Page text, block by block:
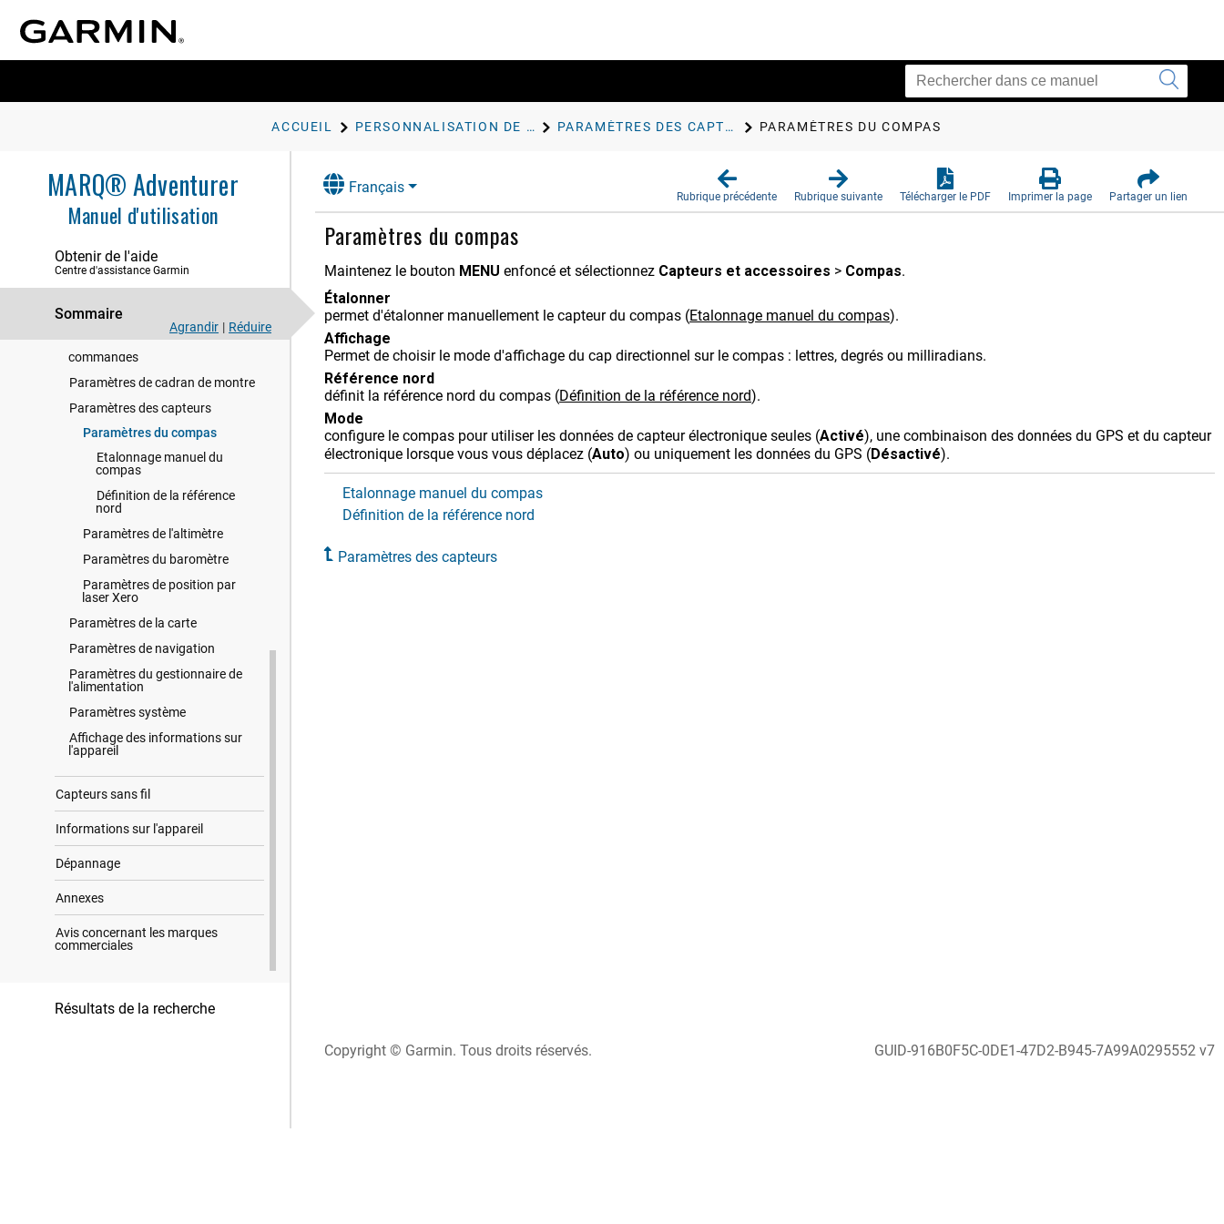
ACCUEIL PERSONNALISATION DE L'APPAREIL PARAMÈTRES DES CAPTEURS PARAMÈTRES DU COMPAS
MARQ® Adventurer
Manuel d'utilisation
Obtenir de l'aide
Centre d'assistance Garmin
Sommaire
Agrandir | Réduire
Oxymètre de pouls
Historique
Personnalisation de l'appareil
d'activités
Widgets
Personnalisation du menu des
commandes
Paramètres de cadran de montre
Paramètres des capteurs
Paramètres du compas
Etalonnage manuel du
compas
Définition de la référence
nord
Paramètres de l'altimètre
Paramètres du baromètre
Paramètres de position par
laser Xero
Paramètres de la carte
Paramètres de navigation
Paramètres du gestionnaire de
l'alimentation
Paramètres système
Affichage des informations sur
l'appareil
Capteurs sans fil
Informations sur l'appareil
Dépannage
Annexes
Avis concernant les marques
commerciales
Résultats de la recherche
Français
Rubrique précédente Rubrique suivante Télécharger le PDF Imprimer la page Partager un lien
Paramètres du compas
Maintenez le bouton MENU enfoncé et sélectionnez Capteurs et accessoires > Compas.
Étalonner
permet d'étalonner manuellement le capteur du compas (Etalonnage manuel du compas).
Affichage
Permet de choisir le mode d'affichage du cap directionnel sur le compas : lettres, degrés ou milliradians.
Référence nord
définit la référence nord du compas (Définition de la référence nord).
Mode
configure le compas pour utiliser les données de capteur électronique seules (Activé), une combinaison des données du GPS et du capteur
électronique lorsque vous vous déplacez (Auto) ou uniquement les données du GPS (Désactivé).
Etalonnage manuel du compas
Définition de la référence nord
Paramètres des capteurs
Copyright © Garmin. Tous droits réservés. GUID-916B0F5C-0DE1-47D2-B945-7A99A0295552 v7